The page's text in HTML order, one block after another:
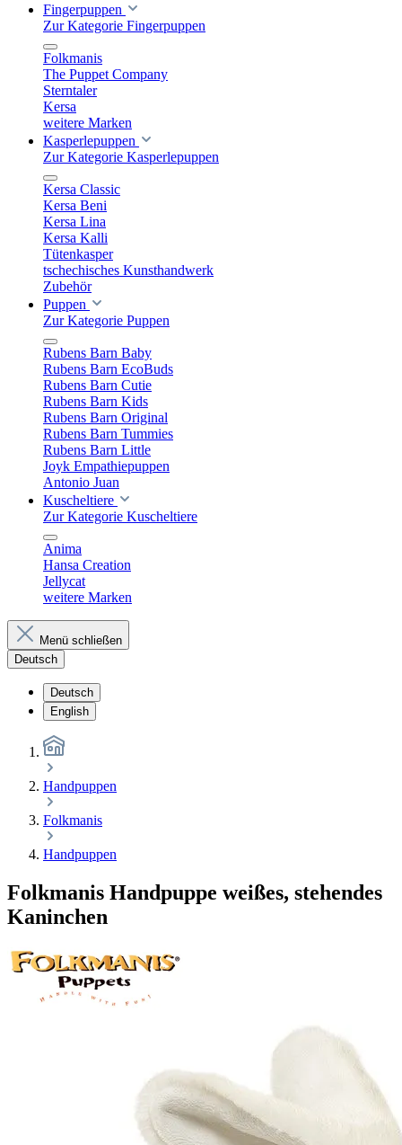
Fingerpuppen
Zur Kategorie Fingerpuppen
Folkmanis
The Puppet Company
Sterntaler
Kersa
weitere Marken
Kasperlepuppen
Zur Kategorie Kasperlepuppen
Kersa Classic
Kersa Beni
Kersa Lina
Kersa Kalli
Tütenkasper
tschechisches Kunsthandwerk
Zubehör
Puppen
Zur Kategorie Puppen
Rubens Barn Baby
Rubens Barn EcoBuds
Rubens Barn Cutie
Rubens Barn Kids
Rubens Barn Original
Rubens Barn Tummies
Rubens Barn Little
Joyk Empathiepuppen
Antonio Juan
Kuscheltiere
Zur Kategorie Kuscheltiere
Anima
Hansa Creation
Jellycat
weitere Marken
Menü schließen
Deutsch
Deutsch
English
Handpuppen
Folkmanis
Handpuppen
Folkmanis Handpuppe weißes, stehendes
Kaninchen